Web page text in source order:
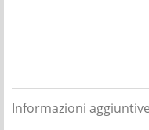
Informazioni aggiuntive